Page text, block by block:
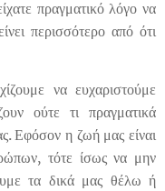
πραγματικό λόγο να
περισσότερο από ότι
να ευχαριστούμε
ούτε τι πραγματικά
Εφόσον η ζωή μας είναι
τότε ίσως να μην
τα δικά μας θέλω ή